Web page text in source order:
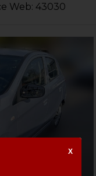
Web: 43030
X